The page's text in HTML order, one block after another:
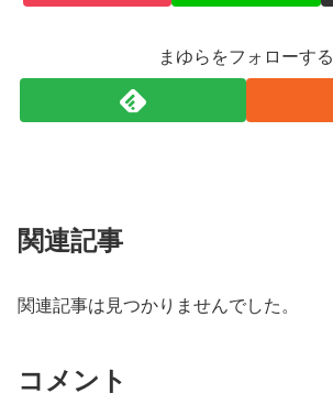
まゆらをフォローする
関連記事
関連記事は見つかりませんでした。
コメント